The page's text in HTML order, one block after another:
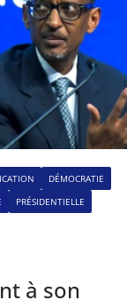
DÉMOCRATIE
PRÉSIDENTIELLE
à son